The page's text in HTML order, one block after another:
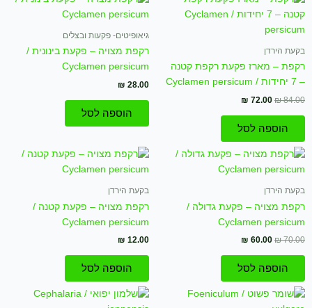
בקעת הירדן
רקפת – מארז פקעת רקפת קטנה
– 7 יחידות / Cyclamen persicum
₪84.00
היה:
₪ 84.00.
₪ 72.00
הנוכחי
הוא:
הוספה לסל
גיאופיטים- פקעות ובצלים
רקפת מצויה – פקעת בינונית /
Cyclamen persicum
₪ 28.00
הוספה לסל
בקעת הירדן
רקפת מצויה – פקעת גדולה /
Cyclamen persicum
₪70.00
המחיר
היה:
₪ 60.00
המחיר
הנוכחי
הוא:
הוספה לסל
בקעת הירדן
רקפת מצויה – פקעת קטנה /
Cyclamen persicum
₪ 12.00
הוספה לסל
המחיר
המחיר